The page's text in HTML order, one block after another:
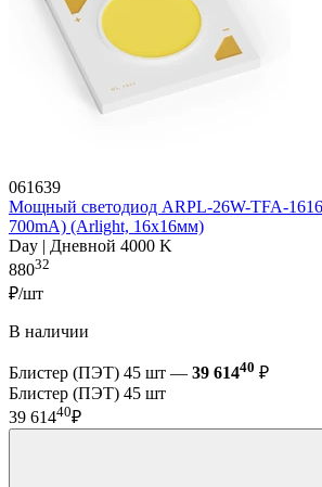
061639
Мощный светодиод ARPL-26W-TFA-
700mA) (Arlight, 16х16мм)
Day | Дневной 4000 K
88032
₽/шт
В наличии
Блистер (ПЭТ) 45 шт — 39 61440 ₽
Блистер (ПЭТ) 45 шт
39 61440₽